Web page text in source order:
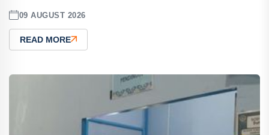
09 AUGUST 2026
READ MORE